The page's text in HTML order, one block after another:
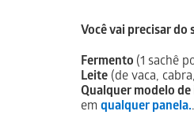
Você vai precisar do
Fermento (1 sachê
Leite (de vaca,
Qualquer modelo
em qualquer panela..